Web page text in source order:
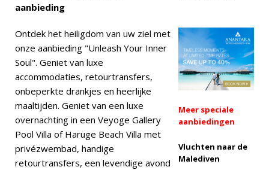
bij Nova Maldives
met 55% korting
SPECIALE
AANBIEDINGEN
aanbieding
Ontdek het heiligdom van uw ziel met
onze aanbieding "Unleash Your Inner
Soul". Geniet van luxe
accommodaties, retourtransfers,
onbeperkte drankjes en heerlijke
maaltijden. Geniet van een luxe
overnachting in een Veyoge Gallery
Pool Villa of Haruge Beach Villa met
privézwembad, handige
retourtransfers, een levendige avond
Meer speciale
aanbiedingen
Vluchten naar de
Malediven